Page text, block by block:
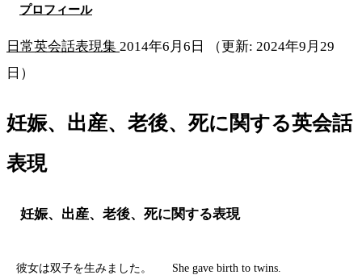
プロフィール
日常英会話表現集 2014年6月6日
（更新: 2024年9月29
日）
妊娠、出産、老後、死に関する英会話
表現
妊娠、出産、老後、死に関する表現
彼女は双子を生みました。 She gave birth to twins.